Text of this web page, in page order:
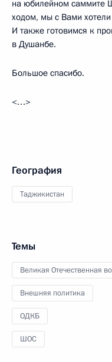
на юбилейном саммите
ходом, мы с Вами
И также готовимся к
в Душанбе.
Большое спасибо.
<…>
География
Таджикистан
Темы
Великая Отечественная
Внешняя политика
ОДКБ
ШОС